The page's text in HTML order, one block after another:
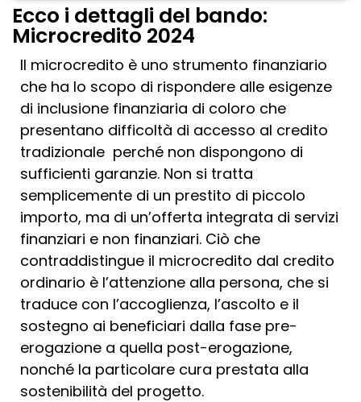
Ecco i dettagli del bando:
Microcredito 2024
Il microcredito è uno strumento finanziario
che ha lo scopo di rispondere alle esigenze
di inclusione finanziaria di coloro che
presentano difficoltà di accesso al credito
tradizionale perché non dispongono di
sufficienti garanzie. Non si tratta
semplicemente di un prestito di piccolo
importo, ma di un’offerta integrata di servizi
finanziari e non finanziari. Ciò che
contraddistingue il microcredito dal credito
ordinario è l’attenzione alla persona, che si
traduce con l’accoglienza, l’ascolto e il
sostegno ai beneficiari dalla fase pre-
erogazione a quella post-erogazione,
nonché la particolare cura prestata alla
sostenibilità del progetto.